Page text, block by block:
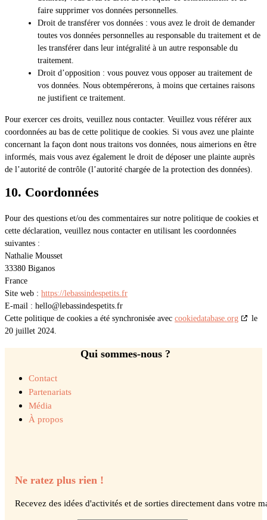
faire supprimer vos données personnelles.
Droit de transférer vos données : vous avez le droit de demander
toutes vos données personnelles au responsable du traitement et de
les transférer dans leur intégralité à un autre responsable du
traitement.
Droit d’opposition : vous pouvez vous opposer au traitement de
vos données. Nous obtempérerons, à moins que certaines raisons
ne justifient ce traitement.
Pour exercer ces droits, veuillez nous contacter. Veuillez vous référer aux
coordonnées au bas de cette politique de cookies. Si vous avez une plainte
concernant la façon dont nous traitons vos données, nous aimerions en être
informés, mais vous avez également le droit de déposer une plainte auprès
de l’autorité de contrôle (l’autorité chargée de la protection des données).
10. Coordonnées
Pour des questions et/ou des commentaires sur notre politique de cookies et
cette déclaration, veuillez nous contacter en utilisant les coordonnées
suivantes :
Nathalie Mousset
33380 Biganos
France
Site web : https://lebassindespetits.fr
E-mail : hello@lebassindespetits.fr
Cette politique de cookies a été synchronisée avec cookiedatabase.org
le
20 juillet 2024.
Qui sommes-nous ?
Contact
Partenariats
Média
À propos
Ne ratez plus rien !
Recevez des idées d'activités et de sorties directement dans votre